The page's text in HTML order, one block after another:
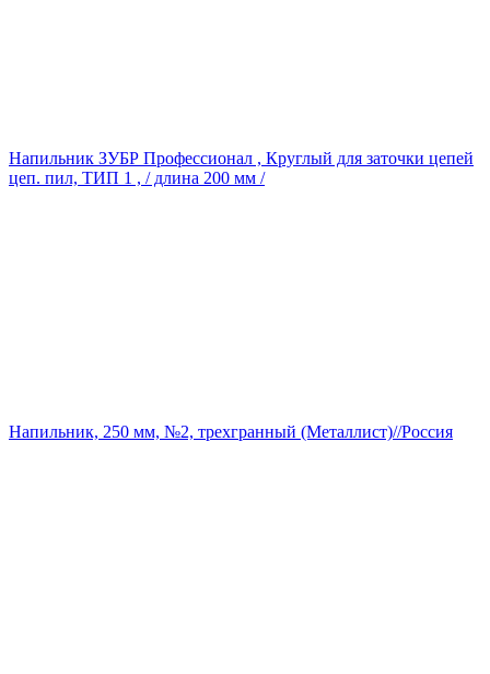
Напильник ЗУБР Профессионал , Круглый для заточки цепей
цеп. пил, ТИП 1 , / длина 200 мм /
Напильник, 250 мм, №2, трехгранный (Металлист)//Россия